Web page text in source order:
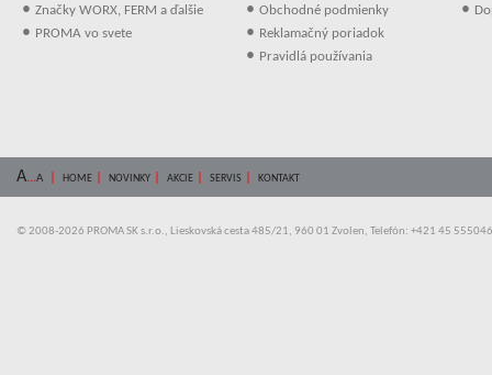
• Značky WORX, FERM a ďalšie
• PROMA vo svete
• Obchodné podmienky
• Reklamačný poriadok
• Pravidlá používania
•
A...A HOME NOVINKY AKCIE SERVIS KONTAKT
© 2008-2026 PROMA SK s.r.o., Lieskovská cesta 485/21, 960 01 Zvolen, Telefón: +421 45